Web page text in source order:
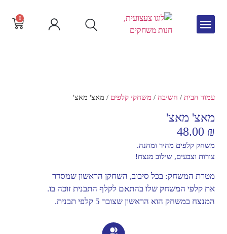
0
עמוד הבית / חשיבה / משחקי קלפים / מאצ' מאצ'
מאצ' מאצ'
48.00 ₪
משחק קלפים מהיר ומהנה.
צורות וצבעים, שילוב מנצח!
מטרת המשחק: בכל סיבוב, השחקן הראשון שמסדר
את קלפי המשחק שלו בהתאם לקלף התבנית זוכה בו.
המנצח במשחק הוא הראשון שצובר 5 קלפי תבנית.